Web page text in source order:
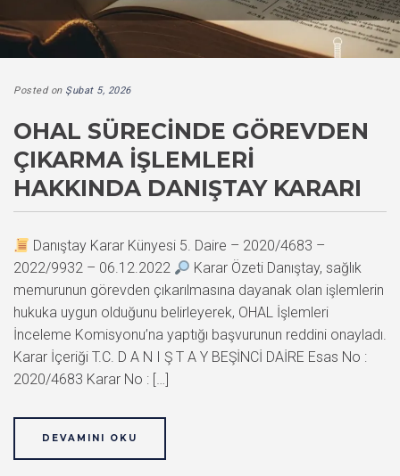
Posted on Şubat 5, 2026
OHAL SÜRECINDE GÖREVDEN
ÇIKARMA İŞLEMLERI
HAKKINDA DANIŞTAY KARARI
Danıştay Karar Künyesi 5. Daire – 2020/4683 –
2022/9932 – 06.12.2022
Karar Özeti Danıştay, sağlık
memurunun görevden çıkarılmasına dayanak olan işlemlerin
hukuka uygun olduğunu belirleyerek, OHAL İşlemleri
İnceleme Komisyonu’na yaptığı başvurunun reddini onayladı.
Karar İçeriği T.C. D A N I Ş T A Y BEŞİNCİ DAİRE Esas No :
2020/4683 Karar No : […]
DEVAMINI OKU